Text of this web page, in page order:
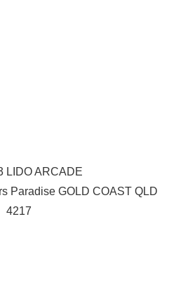
LIDO ARCADE
Paradise GOLD COAST QLD
4217